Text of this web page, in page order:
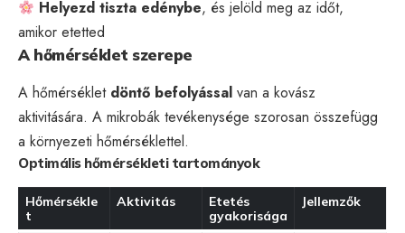
Helyezd tiszta edénybe, és jelöld meg az időt,
amikor etetted
A hőmérséklet szerepe
A hőmérséklet döntő befolyással van a kovász
aktivitására. A mikrobák tevékenysége szorosan összefügg
a környezeti hőmérséklettel.
Optimális hőmérsékleti tartományok
Hőmérsékle
t
Aktivitás
Etetés
gyakorisága
Jellemzők